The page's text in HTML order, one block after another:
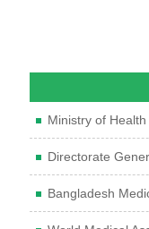
Ministry of
Directorate
Bangladesh